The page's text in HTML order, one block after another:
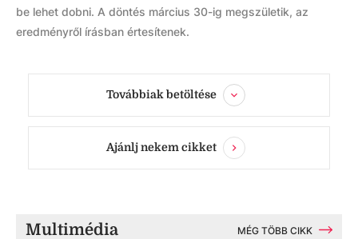
be lehet dobni. A döntés március 30-ig megszületik, az
eredményről írásban értesítenek.
Továbbiak betöltése
Ajánlj nekem cikket
Multimédia MÉG TÖBB CIKK